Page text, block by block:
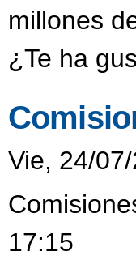
millones
¿Te ha
Vie, 24/
17:15